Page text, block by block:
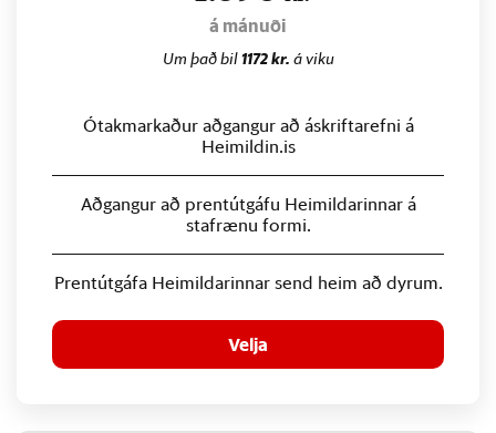
á mánuði
Um það bil1172 kr. á viku
Ótakmarkaður aðgangur að áskriftarefni á
Heimildin.is
Aðgangur að prentútgáfu Heimildarinnar á
stafrænu formi.
Prentútgáfa Heimildarinnar send heim að dyrum.
Velja